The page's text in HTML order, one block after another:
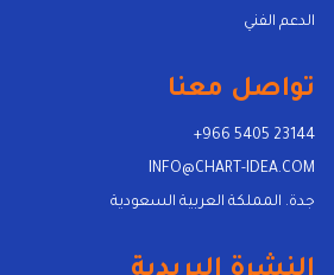
الدعم الفني
تواصل معنا
+966 5405 23144
INFO@CHART-IDEA.COM
جدة. المملكة العربية السعودية